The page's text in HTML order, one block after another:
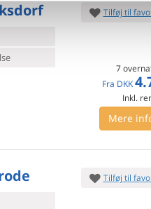
Tilføj til
7
Fra DKK
Inkl.
Mere
Tilføj til